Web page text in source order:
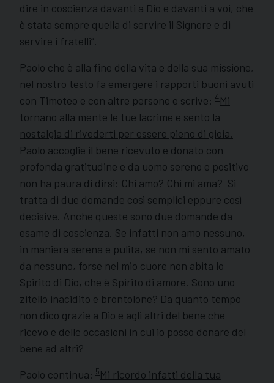
dire in coscienza davanti a Dio e davanti a voi, che
è stata sempre quella di servire il Signore e di
servire i fratelli”.
Paolo che è alla fine della vita e della sua missione,
nel nostro testo fa emergere i rapporti buoni avuti
con Timoteo e con altre persone e scrive: 4 Mi
tornano alla mente le tue lacrime e sento la
nostalgia di rivederti per essere pieno di gioia.
Paolo accoglie il bene ricevuto e donato con
profonda gratitudine e da uomo sereno e positivo
non ha paura di dirsi: Chi amo? Chi mi ama? Si
tratta di due domande così semplici eppure così
decisive. Anche queste sono due domande da
esame di coscienza. Se infatti non amo nessuno,
in maniera serena e pulita, se non mi sento amato
da nessuno, forse nel mio cuore non abita lo
Spirito di Dio, che è Spirito di amore. Sono uno
zitello inacidito e brontolone? Da quanto tempo
non dico grazie a Dio e agli altri del bene che
ricevo e delle occasioni in cui io posso donare del
bene ad altri?
Paolo continua: 5Mi ricordo infatti della tua